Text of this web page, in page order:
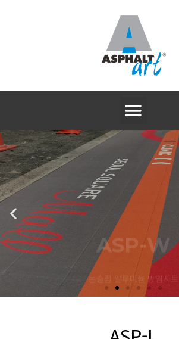
ASP-W
논슬립 알루미늄 방염시트